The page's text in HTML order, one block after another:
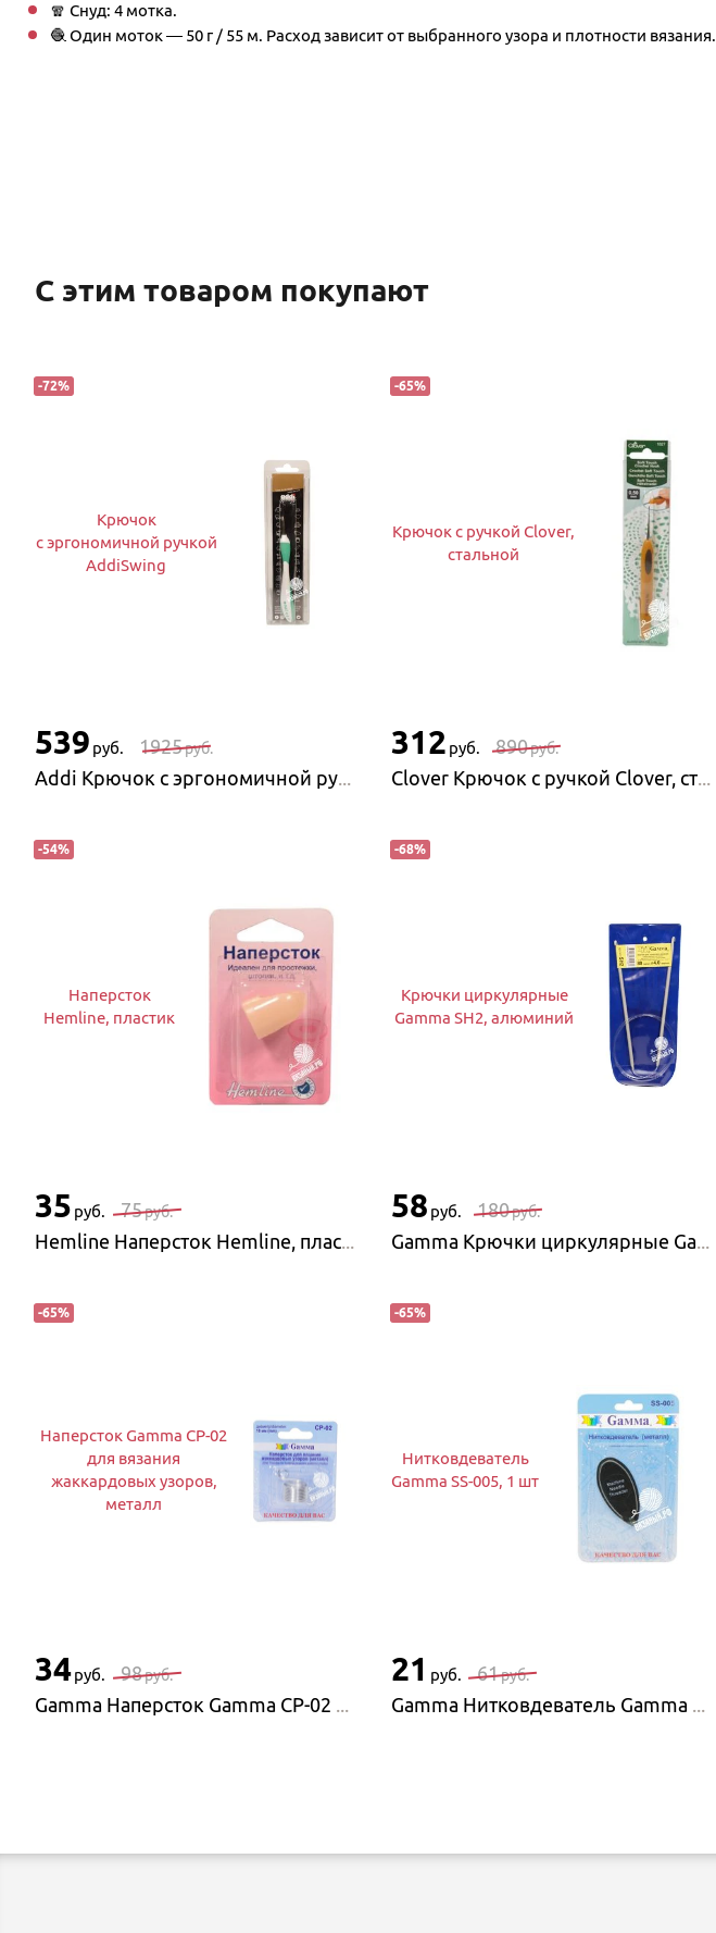
🧣 Снуд: 4 мотка.
🧶 Один моток — 50 г / 55 м. Расход зависит от выбранного узора и плотности вязания.
С этим товаром покупают
-72%
Крючок
с эргономичной ручкой
AddiSwing
539 руб. 1925руб.
Addi Крючок с эргономичной ручкой AddiSwing
-65%
Крючок с ручкой Clover,
стальной
312 руб. 890руб.
Clover Крючок с ручкой Clover, стальной
-54%
Наперсток
Hemline, пластик
35 руб. 75руб.
Hemline Наперсток Hemline, пластик
-68%
Крючки циркулярные
Gamma SH2, алюминий
58 руб. 180руб.
Gamma Крючки циркулярные Gamma SH2, алюминий
-65%
Наперсток Gamma CP-02
для вязания
жаккардовых узоров,
металл
34руб. 98руб.
Gamma Наперсток Gamma CP-02 для вязания жаккардовых узоров, металл
-65%
Нитковдеватель
Gamma SS-005, 1 шт
21 руб. 61руб.
Gamma Нитковдеватель Gamma SS-005, 1 шт